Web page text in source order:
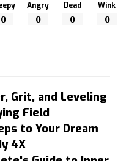
0
Angry
0
Dead
0
Wink
0
Grit, and Leveling
Field
to Your Dream
4X